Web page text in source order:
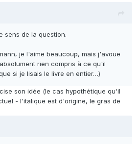
sens de la question.
je l'aime beaucoup, mais j'avoue
rien compris à ce qu'il
si je lisais le livre en entier…)
son idée (le cas hypothétique qu'il
- l'italique est d'origine, le gras de